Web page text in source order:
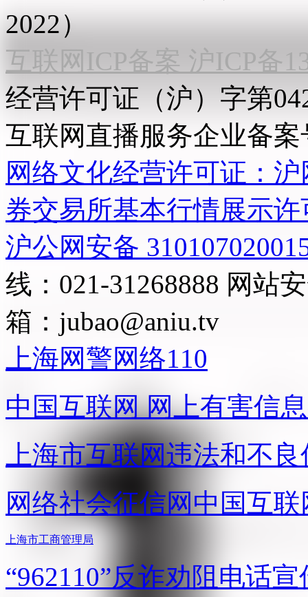
2022）
互联网ICP备案 沪ICP备
经营许可证（沪）字第
互联网直播服务企业备案
网络文化经营许可证：
券交易所基本行情展示许
沪公网安备
线：021-31268888 网站
箱： jubao@aniu.tv
上海网警网络110
中国互联网 网上有害信
上海市互联网违法和不
网络社会征信网 中国互
上海市工商管理局
“962110”反诈劝阻电话宣